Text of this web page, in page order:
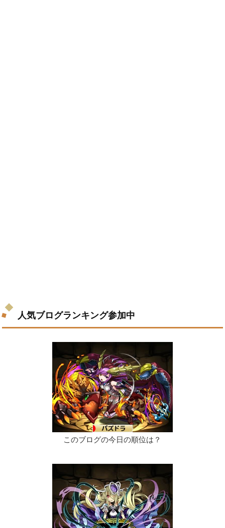
人気ブログランキング参加中
このブログの今日の順位は？